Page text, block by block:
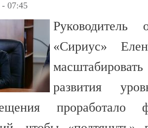
- 07:45
Руководитель
«Сириус»
развития
проработало